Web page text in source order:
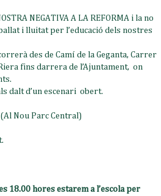
NEGATIVA A LA REFORMA i la no
i lluitat per l’educació dels nostres
des de Camí de la Geganta, Carrer
fins darrera de l’Ajuntament, on
dalt d’un escenari obert.
Nou Parc Central)
18.00 hores estarem a l’escola per